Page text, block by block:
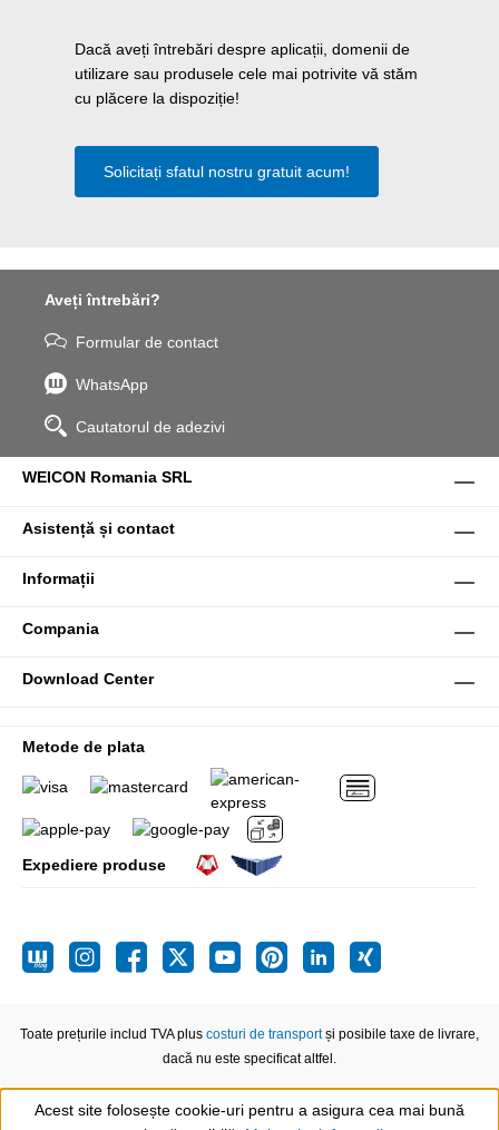
Dacă aveți întrebări despre aplicații, domenii de
utilizare sau produsele cele mai potrivite vă stăm
cu plăcere la dispoziție!
Solicitați sfatul nostru gratuit acum!
Aveți întrebări?
Formular de contact
WhatsApp
Cautatorul de adezivi
WEICON Romania SRL
Asistență și contact
Informații
Compania
Download Center
Metode de plata
Expediere produse
Toate prețurile includ TVA plus costuri de transportși posibile taxe de livrare,
dacă nu este specificat altfel.
Acest site folosește cookie-uri pentru a asigura cea mai bună